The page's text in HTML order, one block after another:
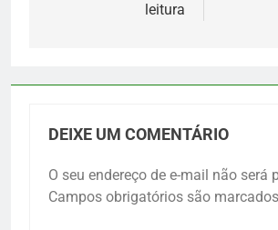
leitura
DEIXE UM COMENTÁRIO
O seu endereço de e-mail não será
Campos obrigatórios são